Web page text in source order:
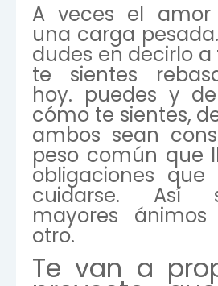
A veces el
una carga
dudes en decirlo a
te sientes
hoy. puedes y
cómo te sientes,
ambos sean
peso común que
obligaciones que
cuidarse. Así
mayores
otro.
Te van a